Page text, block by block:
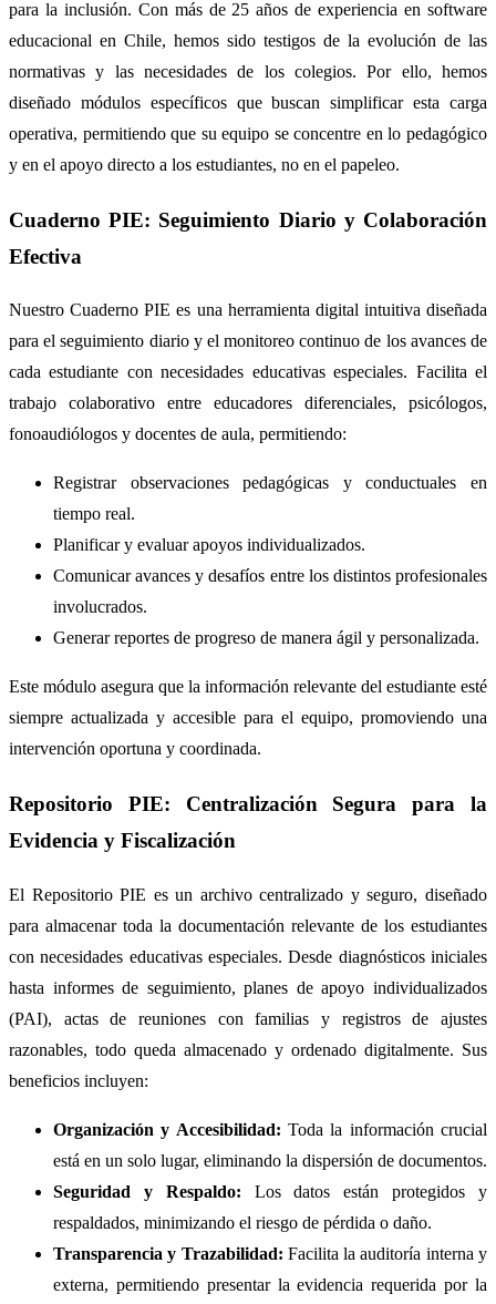
para la inclusión. Con más de 25 años de experiencia en software
educacional en Chile, hemos sido testigos de la evolución de las
normativas y las necesidades de los colegios. Por ello, hemos
diseñado módulos específicos que buscan simplificar esta carga
operativa, permitiendo que su equipo se concentre en lo pedagógico
y en el apoyo directo a los estudiantes, no en el papeleo.
Cuaderno PIE: Seguimiento Diario y Colaboración
Efectiva
Nuestro Cuaderno PIE es una herramienta digital intuitiva diseñada
para el seguimiento diario y el monitoreo continuo de los avances de
cada estudiante con necesidades educativas especiales. Facilita el
trabajo colaborativo entre educadores diferenciales, psicólogos,
fonoaudiólogos y docentes de aula, permitiendo:
Registrar observaciones pedagógicas y conductuales en
tiempo real.
Planificar y evaluar apoyos individualizados.
Comunicar avances y desafíos entre los distintos profesionales
involucrados.
Generar reportes de progreso de manera ágil y personalizada.
Este módulo asegura que la información relevante del estudiante esté
siempre actualizada y accesible para el equipo, promoviendo una
intervención oportuna y coordinada.
Repositorio PIE: Centralización Segura para la
Evidencia y Fiscalización
El Repositorio PIE es un archivo centralizado y seguro, diseñado
para almacenar toda la documentación relevante de los estudiantes
con necesidades educativas especiales. Desde diagnósticos iniciales
hasta informes de seguimiento, planes de apoyo individualizados
(PAI), actas de reuniones con familias y registros de ajustes
razonables, todo queda almacenado y ordenado digitalmente. Sus
beneficios incluyen:
Organización y Accesibilidad: Toda la información crucial
está en un solo lugar, eliminando la dispersión de documentos.
Seguridad y Respaldo: Los datos están protegidos y
respaldados, minimizando el riesgo de pérdida o daño.
Transparencia y Trazabilidad: Facilita la auditoría interna y
externa, permitiendo presentar la evidencia requerida por la